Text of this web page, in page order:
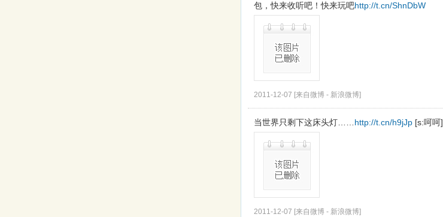
包，快来收听吧！快来玩吧http://t.cn/ShnDbW
2011-12-07 [来自微博 - 新浪微博]
当世界只剩下这床头灯…… http://t.cn/h9jJp [s:呵呵]
2011-12-07 [来自微博 - 新浪微博]